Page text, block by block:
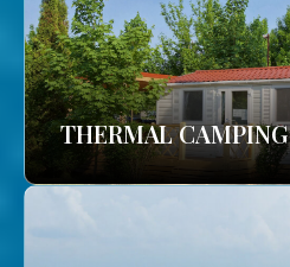
THERMAL CAMPING